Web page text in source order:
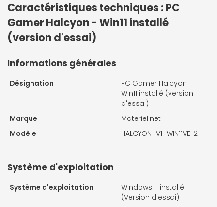
Caractéristiques techniques : PC
Gamer Halcyon - Win11 installé
(version d'essai)
Informations générales
Désignation
PC Gamer Halcyon -
Win11 installé (version
d'essai)
Marque
Materiel.net
Modèle
HALCYON_V1_WIN11VE-2
Système d'exploitation
Système d'exploitation
Windows 11 installé
(Version d'essai)